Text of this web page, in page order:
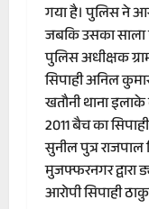
गया है। पुलिस ने
जबकि उसका साला
पुलिस अधीक्षक
सिपाही अनिल
खतौनी थाना इलाके
2011 बैच का
सुनील पुत्र
मुजफ्फरनगर द्वारा
आरोपी सिपाही